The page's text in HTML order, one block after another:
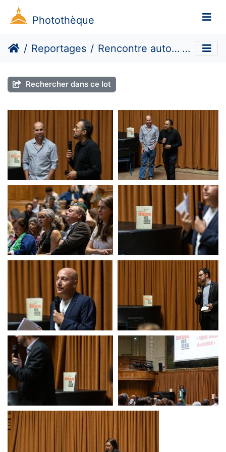
Photothèque
Reportages Rencontre autour de Colonisations. Notre histoire 9
Rechercher dans ce lot
Rencontre autour du livre
de Pierre Singaravélou
Rencontre autour du
livre de Pierre
Singaravélou
Rencontre autour du livre
de Pierre Singaravélou
Rencontre autour du
Singaravélou
Rencontre autour du livre
de Pierre Singaravélou
Rencontre autour du
livre de Pierre
Singaravélou
Rencontre autour du livre
de Pierre Singaravélou